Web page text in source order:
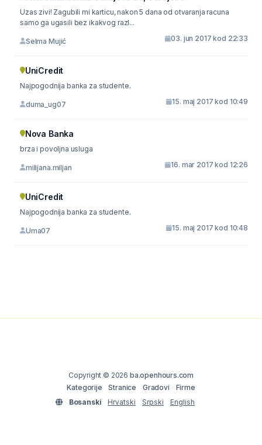
Uzas zivi! Zagubili mi karticu, nakon 5 dana od otvaranja racuna
samo ga ugasili bez ikakvog razl...
Selma Mujić 03. jun 2017 kod 22:33
UniCredit
Najpogodnija banka za studente.
duma_ug07 15. maj 2017 kod 10:49
Nova Banka
brza i povoljna usluga
milijana.miljan 16. mar 2017 kod 12:26
UniCredit
Najpogodnija banka za studente.
Uma07 15. maj 2017 kod 10:48
Copyright © 2026 ba.openhours.com
Kategorije
Stranice Gradovi
Firme
Bosanski
Hrvatski Srpski English